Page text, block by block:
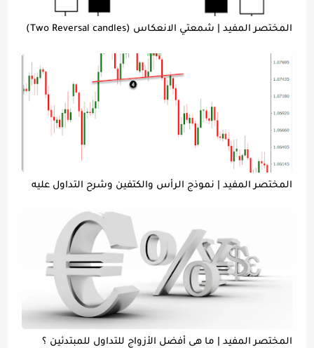
المختصر المفيد | شمعتي الانعكاس (Two Reversal candles)
المختصر المفيد | نموذج الرأس والكتفين وشرح التداول عليه
المختصر المفيد | ما هى أفضل الأزواج للتداول للمبتدئين ؟